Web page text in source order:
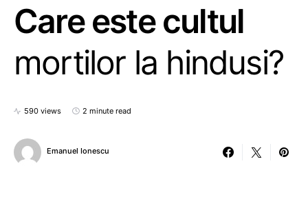
Care este cultul
mortilor la hindusi?
590 views 2 minute read
Emanuel Ionescu